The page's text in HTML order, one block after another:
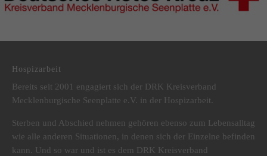
Hospizarbeit
Bereits seit 2001 engagiert sich der DRK Kreisverband
Mecklenburgische Seenplatte e.V. in der Hospizarbeit.
Sterben und Abschied nehmen gehören ebenso zum Lebensalltag
wie alle anderen Situationen, in denen sich der Einzelne befinden
kann. Und so war und ist es dem DRK Kreisverband